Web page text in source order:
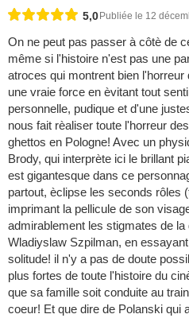
5,0 Publiée le 12
On ne peut pas passer à côtè de
même si l'histoire n'est pas une
atroces qui montrent bien
une vraie force en èvitant tout
personnelle, pudique et d'une
nous fait rèaliser toute l'horreur
ghettos en Pologne! Avec un
Brody, qui interprète ici le brillant
est gigantesque dans ce
partout, èclipse les seconds rôles
imprimant la pellicule de son
admirablement les stigmates de
Wladiyslaw Szpilman, en
solitude! il n'y a pas de doute
plus fortes de toute l'histoire du
que sa famille soit conduite au
coeur! Et que dire de Polanski qui